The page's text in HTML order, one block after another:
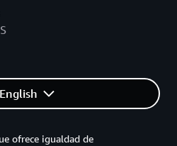
English
ofrece igualdad de